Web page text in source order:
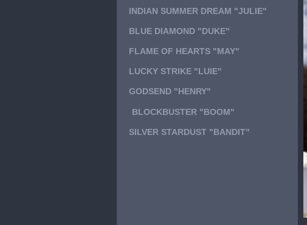
INDIAN SUMMER DREAM "JULIE"
BLUE DIAMOND "DUKE"
FLAME OF HEARTS "MAY"
LUCKY STRIKE "LUIE"
GODSEND "HENRY"
BLOCKBUSTER "BOOM"
SILVER STARDUST "BANDIT"